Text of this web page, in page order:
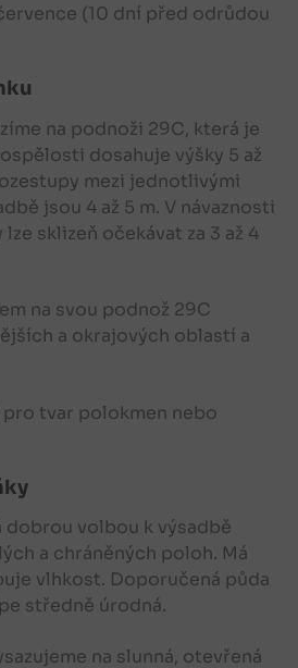
(10 dní před odrůdou
na podnoži 29C, která je
dosahuje výšky 5 až
mezi jednotlivými
jsou 4 až 5 m. V návaznosti
sklizeň očekávat za 3 až 4
na svou podnož 29C
a okrajových oblastí a
tvar polokmen nebo
dobrou volbou k výsadbě
a chráněných poloh. Má
vlhkost. Doporučená půda
středně úrodná.
na slunná, otevřená